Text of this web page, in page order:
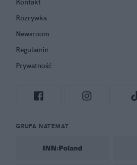
Kontakt
Rozrywka
Newsroom
Regulamin
Prywatność
GRUPA NATEMAT